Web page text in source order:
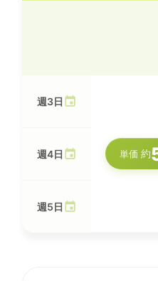
週3日
単価 約
週4日
週5日